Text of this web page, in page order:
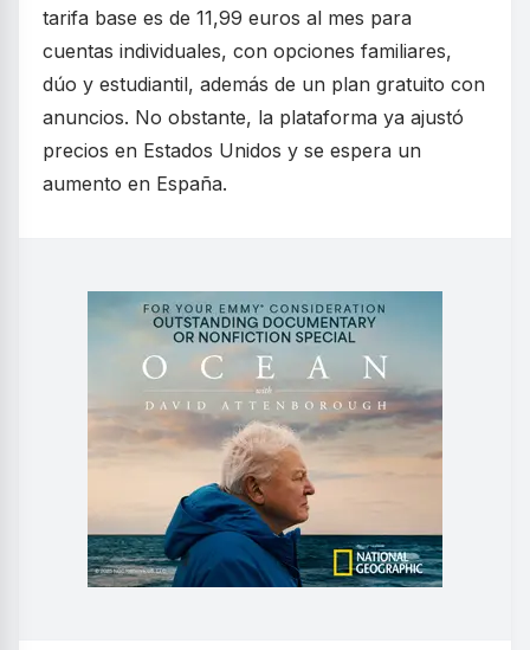
tarifa base es de 11,99 euros al mes para
cuentas individuales, con opciones familiares,
dúo y estudiantil, además de un plan gratuito con
anuncios. No obstante, la plataforma ya ajustó
precios en Estados Unidos y se espera un
aumento en España.